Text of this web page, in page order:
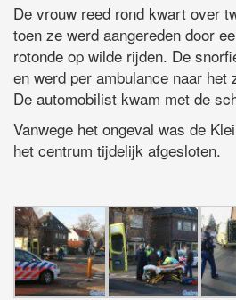
De vrouw reed rond kwart over
toen ze werd aangereden door
rotonde op wilde rijden. De
en werd per ambulance naar het
De automobilist kwam met de
Vanwege het ongeval was de
het centrum tijdelijk afgesloten.